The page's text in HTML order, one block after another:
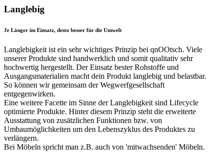
Langlebig
Je Länger im Einsatz, desto besser für die Umwelt
Langlebigkeit ist ein sehr wichtiges Prinzip bei qnOOtsch. Viele
unserer Produkte sind handwerklich und somit qualitativ sehr
hochwertig hergestellt. Der Einsatz bester Rohstoffe und
Ausgangsmaterialien macht dein Produkt langlebig und belastbar.
So können wir gemeinsam der Wegwerfgesellschaft
entgegenwirken.
Eine weitere Facette im Sinne der Langlebigkeit sind Lifecycle
optimierte Produkte. Hinter diesem Prinzip steht die erweiterte
Ausstattung von zusätzlichen Funktionen bzw. von
Umbaumöglichkeiten um den Lebenszyklus des Produktes zu
verlängern.
Bei Möbeln spricht man z.B. auch von 'mitwachsenden' Möbeln.